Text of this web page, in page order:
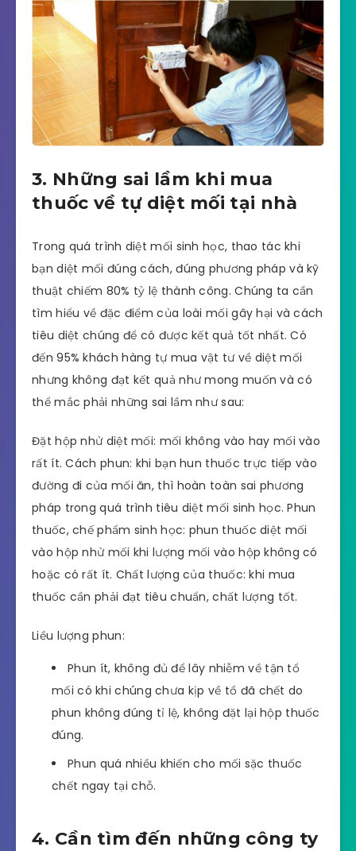
3. Những sai lầm khi mua
thuốc về tự diệt mối tại nhà
Trong quá trình diệt mối sinh học, thao tác khi
bạn diệt mối đúng cách, đúng phương pháp và kỹ
thuật chiếm 80% tỷ lệ thành công. Chúng ta cần
tìm hiểu về đặc điểm của loài mối gây hại và cách
tiêu diệt chúng để có được kết quả tốt nhất. Có
đến 95% khách hàng tự mua vật tư về diệt mối
nhưng không đạt kết quả như mong muốn và có
thể mắc phải những sai lầm như sau:
Đặt hộp nhử diệt mối: mối không vào hay mối vào
rất ít. Cách phun: khi bạn hun thuốc trực tiếp vào
đường đi của mối ăn, thì hoàn toàn sai phương
pháp trong quá trình tiêu diệt mối sinh học. Phun
thuốc, chế phẩm sinh học: phun thuốc diệt mối
vào hộp nhử mối khi lượng mối vào hộp không có
hoặc có rất ít. Chất lượng của thuốc: khi mua
thuốc cần phải đạt tiêu chuẩn, chất lượng tốt.
Liều lượng phun:
Phun ít, không đủ để lây nhiễm về tận tổ
mối có khi chúng chưa kịp về tổ đã chết do
phun không đúng tỉ lệ, không đặt lại hộp thuốc
đúng.
Phun quá nhiều khiến cho mối sặc thuốc
chết ngay tại chỗ.
4. Cần tìm đến những công ty